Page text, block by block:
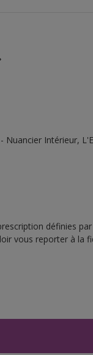
Nuancier Intérieur,
définies par
vous reporter à la